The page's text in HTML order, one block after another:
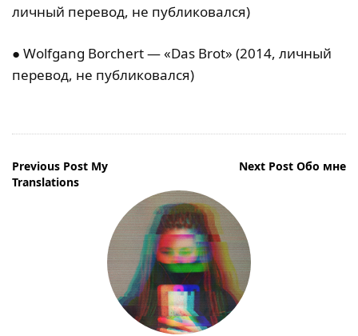
личный перевод, не публиковался)
● Wolfgang Borchert — «Das Brot» (2014, личный
перевод, не публиковался)
Навигация
Previous Post My
Translations
Next Post Обо мне